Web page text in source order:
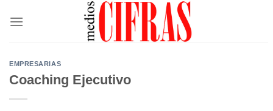
EMPRESARIAS
Coaching Ejecutivo